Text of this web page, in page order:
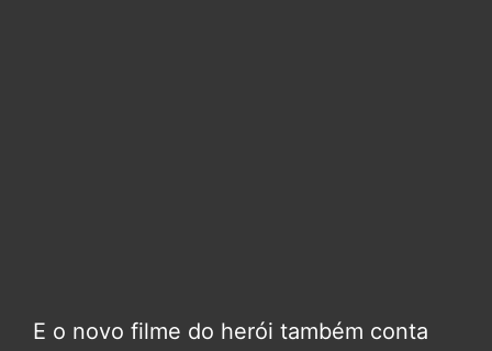
E o novo filme do herói também conta